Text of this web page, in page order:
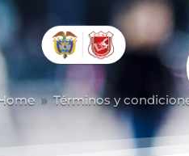
9 Términos y